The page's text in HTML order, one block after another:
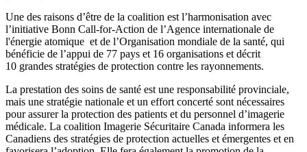
Une des raisons d’être de la coalition est l’harmonisation avec
l’initiative Bonn Call-for-Action de l’Agence internationale de
l'énergie atomique et de l’Organisation mondiale de la santé, qui
bénéficie de l’appui de 77 pays et 16 organisations et décrit
10 grandes stratégies de protection contre les rayonnements.
La prestation des soins de santé est une responsabilité provinciale,
mais une stratégie nationale et un effort concerté sont nécessaires
pour assurer la protection des patients et du personnel d’imagerie
médicale. La coalition Imagerie Sécuritaire Canada informera les
Canadiens des stratégies de protection actuelles et émergentes et en